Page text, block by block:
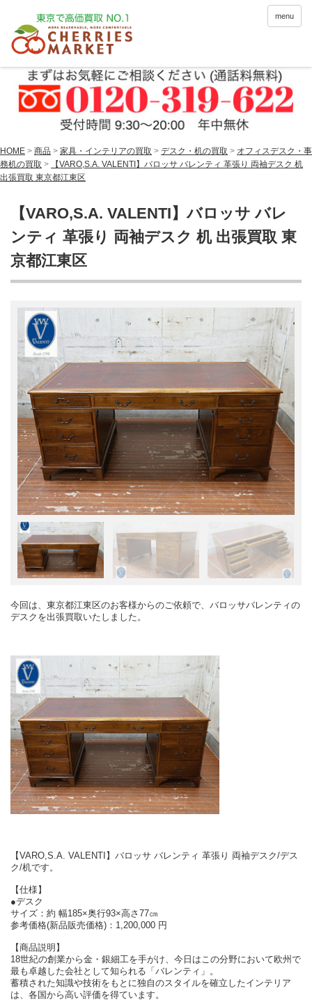
menu
HOME > 商品 > 家具・インテリアの買取 > デスク・机の買取 > オフィスデスク・事
務机の買取 >
【VARO,S.A. VALENTI】バロッサ バレンティ 革張り 両袖デスク 机
出張買取 東京都江東区
【VARO,S.A. VALENTI】バロッサ バレ
ンティ 革張り 両袖デスク 机 出張買取 東
京都江東区
今回は、東京都江東区のお客様からのご依頼で、バロッサバレンティの
デスクを出張買取いたしました。
【VARO,S.A. VALENTI】バロッサ バレンティ 革張り 両袖デスク/デス
ク/机です。
【仕様】
●デスク
サイズ：約 幅185×奥行93×高さ77㎝
参考価格(新品販売価格)：1,200,000 円
【商品説明】
18世紀の創業から金・銀細工を手がけ、今日はこの分野において欧州で
最も卓越した会社として知られる「バレンティ」。
蓄積された知識や技術をもとに独自のスタイルを確立したインテリア
は、各国から高い評価を得ています。